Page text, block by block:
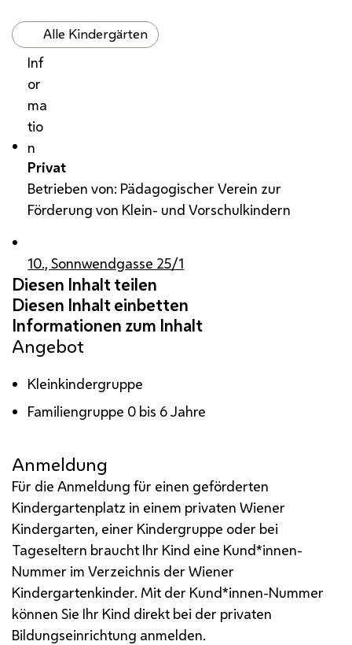
Alle Kindergärten
Inf
or
ma
tio
n
Privat
Betrieben von: Pädagogischer Verein zur
Förderung von Klein- und Vorschulkindern
10., Sonnwendgasse 25/1
Angebot
Kleinkindergruppe
Familiengruppe 0 bis 6 Jahre
Anmeldung
Für die Anmeldung für einen geförderten
Kindergartenplatz in einem privaten Wiener
Kindergarten, einer Kindergruppe oder bei
Tageseltern braucht Ihr Kind eine Kund*innen-
Nummer im Verzeichnis der Wiener
Kindergartenkinder. Mit der Kund*innen-Nummer
können Sie Ihr Kind direkt bei der privaten
Bildungseinrichtung anmelden.